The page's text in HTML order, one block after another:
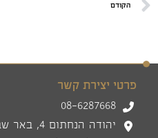
הקודם
פרטי יצירת קשר
08-6287668
יהודה הנחתום 4, באר שבע 8424902